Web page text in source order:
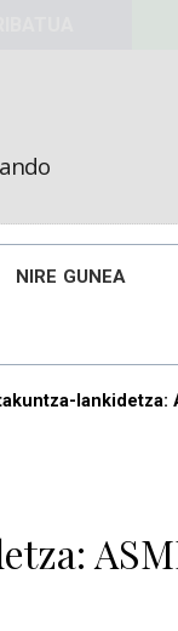
NIRE GUNEA